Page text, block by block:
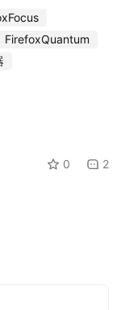
FirefoxQuantum
0 2